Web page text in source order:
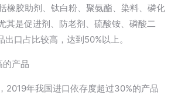
橡胶助剂、钛白粉、聚氨酯、染料、磷化
其是促进剂、防老剂、硫酸铵、磷酸二
口占比较高，达到50%以上。
的产品
2019年我国进口依存度超过30%的产品